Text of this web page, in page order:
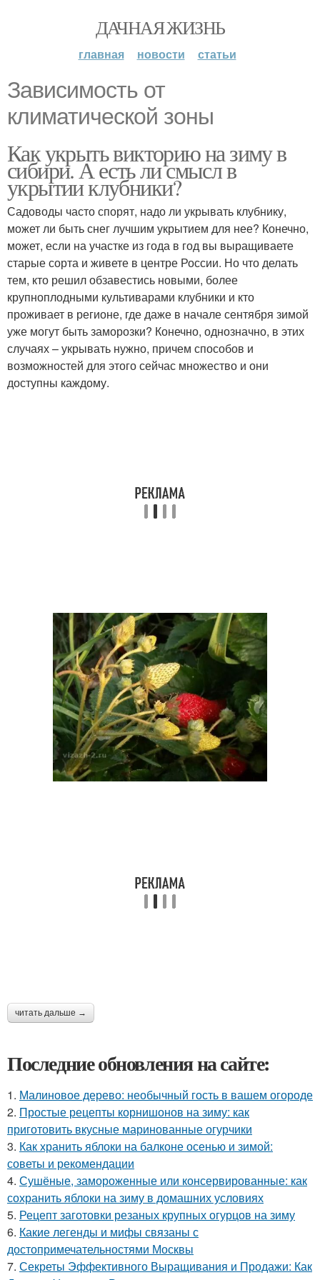
ДАЧНАЯ ЖИЗНЬ
главная новости статьи
Зависимость от
климатической зоны
Как укрыть викторию на зиму в
сибири. А есть ли смысл в
укрытии клубники?
Садоводы часто спорят, надо ли укрывать клубнику,
может ли быть снег лучшим укрытием для нее? Конечно,
может, если на участке из года в год вы выращиваете
старые сорта и живете в центре России. Но что делать
тем, кто решил обзавестись новыми, более
крупноплодными культиварами клубники и кто
проживает в регионе, где даже в начале сентября зимой
уже могут быть заморозки? Конечно, однозначно, в этих
случаях – укрывать нужно, причем способов и
возможностей для этого сейчас множество и они
доступны каждому.
читать дальше →
Последние обновления на сайте:
1. Малиновое дерево: необычный гость в вашем огороде
2. Простые рецепты корнишонов на зиму: как
приготовить вкусные маринованные огурчики
3. Как хранить яблоки на балконе осенью и зимой:
советы и рекомендации
4. Сушёные, замороженные или консервированные: как
сохранить яблоки на зиму в домашних условиях
5. Рецепт заготовки резаных крупных огурцов на зиму
6. Какие легенды и мифы связаны с
достопримечательностями Москвы
7. Секреты Эффективного Выращивания и Продажи: Как